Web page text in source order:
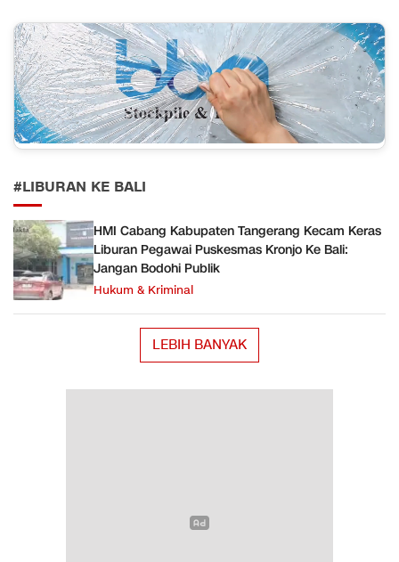
#LIBURAN KE BALI
HMI Cabang Kabupaten Tangerang Kecam Keras
Liburan Pegawai Puskesmas Kronjo Ke Bali:
Jangan Bodohi Publik
Hukum & Kriminal
LEBIH BANYAK